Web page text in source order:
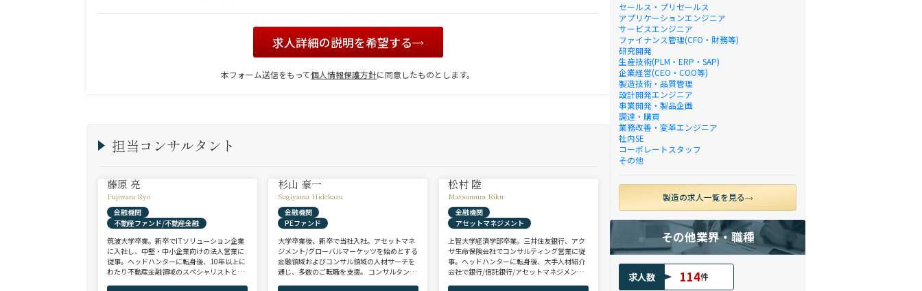
求人詳細の説明を希望する
本フォーム送信をもって個人情報保護方針に同意したものとします。
担当コンサルタント
藤原 亮
Fujiwara Ryo
金融機関
不動産ファンド/不動産金融
筑波大学卒業。新卒でITソリューション企業
に入社し、中堅・中小企業向けの法人営業に
従事。ヘッドハンターに転身後、10年以上に
わたり不動産金融領域のスペシャリストとし
杉山 豪一
Sugiyama Hidekazu
金融機関
PEファンド
大学卒業後、新卒で当社入社。アセットマネ
ジメント/グローバルマーケッツを始めとする
金融領域およびコンサル領域の人材サーチを
通じ、多数のご転職を支援。 コンサルタント
松村 陸
Matsumura Riku
金融機関
アセットマネジメント
上智大学経済学部卒業。三井住友銀行、アク
サ生命保険会社でコンサルティング営業に従
事。ヘッドハンターに転身後、大手人材紹介
会社で銀行/信託銀行/アセットマネジメント
セールス・プリセールス
アプリケーションエンジニア
サービスエンジニア
ファイナンス管理(CFO・財務等)
研究開発
生産技術(PLM・ERP・SAP)
企業経営(CEO・COO等)
製造技術・品質管理
設計開発エンジニア
事業開発・製品企画
調達・購買
業務改善・変革エンジニア
社内SE
コーポレートスタッフ
その他
製造の求人一覧を見る
その他業界・職種
求人数 114件